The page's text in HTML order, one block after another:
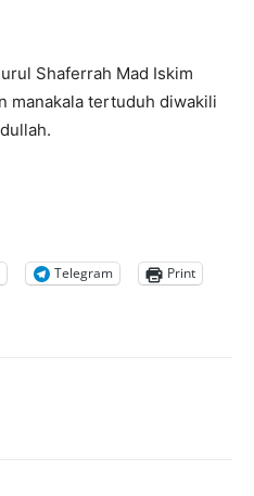
Shaferrah Mad Iskim
manakala tertuduh diwakili
Telegram Print